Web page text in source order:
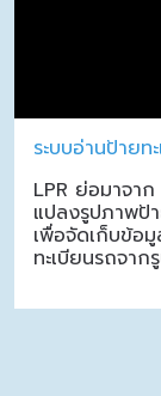
ระบบอ่านป้ายท
LPR ย่อมาจา
แปลงรูปภาพป้
เพื่อจัดเก็บข้อมู
ทะเบียนรถจา